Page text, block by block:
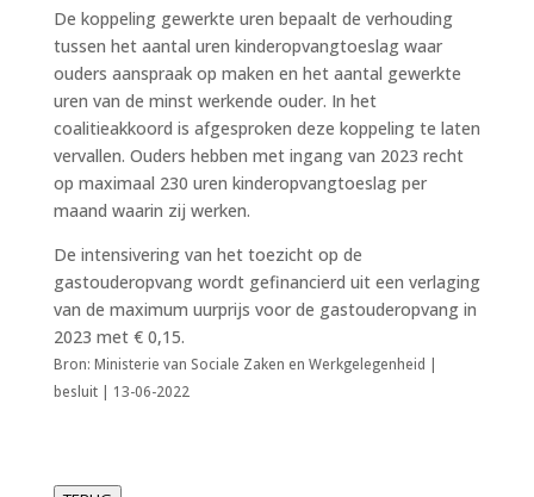
De koppeling gewerkte uren bepaalt de verhouding
tussen het aantal uren kinderopvangtoeslag waar
ouders aanspraak op maken en het aantal gewerkte
uren van de minst werkende ouder. In het
coalitieakkoord is afgesproken deze koppeling te laten
vervallen. Ouders hebben met ingang van 2023 recht
op maximaal 230 uren kinderopvangtoeslag per
maand waarin zij werken.
De intensivering van het toezicht op de
gastouderopvang wordt gefinancierd uit een verlaging
van de maximum uurprijs voor de gastouderopvang in
2023 met € 0,15.
Bron: Ministerie van Sociale Zaken en Werkgelegenheid |
besluit | 13-06-2022